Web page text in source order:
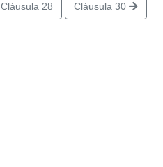
Cláusula 28 Cláusula 30